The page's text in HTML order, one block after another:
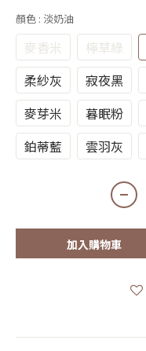
顏色 : 淡奶油
麥香米 檸草綠
柔紗灰
寂夜黑
麥芽米
暮眠粉
鉑蒂藍
雲羽灰
加入購物車